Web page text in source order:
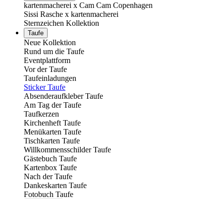
kartenmacherei x Cam Cam Copenhagen
Sissi Rasche x kartenmacherei
Sternzeichen Kollektion
Taufe
Neue Kollektion
Rund um die Taufe
Eventplattform
Vor der Taufe
Taufeinladungen
Sticker Taufe
Absenderaufkleber Taufe
Am Tag der Taufe
Taufkerzen
Kirchenheft Taufe
Menükarten Taufe
Tischkarten Taufe
Willkommensschilder Taufe
Gästebuch Taufe
Kartenbox Taufe
Nach der Taufe
Dankeskarten Taufe
Fotobuch Taufe